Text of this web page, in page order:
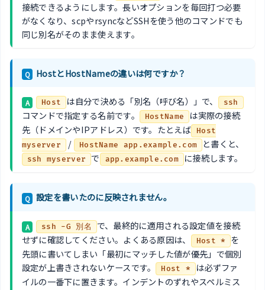
接続できるようにします。長いオプションを毎回打つ必要
がなくなり、scpやrsyncなどSSHを使う他のコマンドでも
同じ別名がそのまま使えます。
Q HostとHostNameの違いは何ですか？
A Host は自分で決める「別名（呼び名）」で、 ssh
コマンドで指定する名前です。 HostName
は実際の接続
先（ドメインやIPアドレス）です。たとえば
Host
myserver
/ HostName app.example.com と書くと、
ssh myserver で app.example.com に接続します。
Q 設定を書いたのに反映されません。
A ssh -G 別名
で、最終的に適用される設定値を接続
せずに確認してください。よくある原因は、
Host *
を
先頭に書いてしまい「最初にマッチした値が優先」で個別
設定が上書きされないケースです。 Host *
は必ずファ
イルの一番下に置きます。インデントのずれやスペルミス